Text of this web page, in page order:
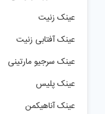
عینک زنیت
عینک آفتابی زنیت
عینک سرجیو مارتینی
عینک پلیس
عینک آناهیکمن